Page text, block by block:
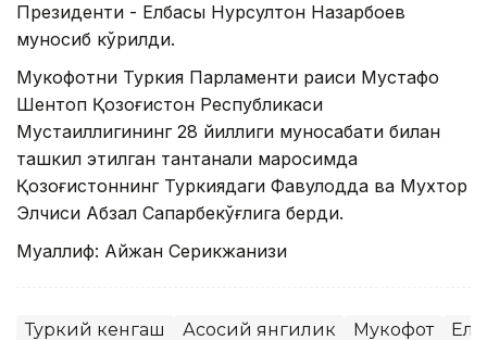
Президенти - Елбасы Нурсултон Назарбоев
муносиб кўрилди.
Мукофотни Туркия Парламенти раиси Мустафо
Шентоп Қозоғистон Республикаси
Мустақиллигининг 28 йиллиги муносабати билан
ташкил этилган тантанали маросимда
Қозоғистоннинг Туркиядаги Фавқулодда ва Мухтор
Элчиси Абзал Сапарбекўғлига берди.
Муаллиф: Айжан Серикжанқизи
Туркий кенгаш Асосий янгилик Мукофот